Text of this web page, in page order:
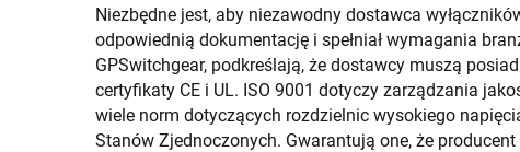
Niezbędne jest, aby niezawodny dostawca
odpowiednią dokumentację i spełniał wymagania
GPSwitchgear, podkreślają, że dostawcy muszą
certyfikaty CE i UL. ISO 9001 dotyczy zarządzania
wiele norm dotyczących rozdzielnic wysokiego
Stanów Zjednoczonych. Gwarantują one, że